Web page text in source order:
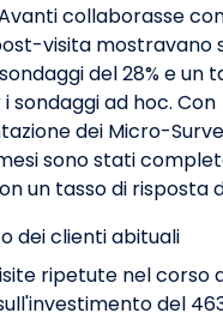
collaborasse
visita mostravano
del 28% e un
i sondaggi ad hoc. Con
dei Micro-
sono stati
un tasso di risposta
dei clienti abituali
ripetute nel corso
del